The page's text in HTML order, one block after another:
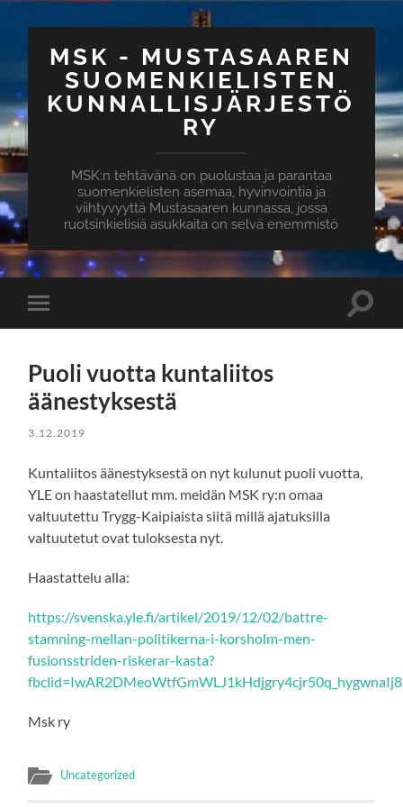
MSK - MUSTASAAREN
SUOMENKIELISTEN
KUNNALLISJÄRJESTÖ
RY
MSK:n tehtävänä on puolustaa ja parantaa
suomenkielisten asemaa, hyvinvointia ja
viihtyvyyttä Mustasaaren kunnassa, jossa
ruotsinkielisiä asukkaita on selvä enemmistö
Puoli vuotta kuntaliitos
äänestyksestä
3.12.2019
Kuntaliitos äänestyksestä on nyt kulunut puoli vuotta,
YLE on haastatellut mm. meidän MSK ry:n omaa
valtuutettu Trygg-Kaipiaista siitä millä ajatuksilla
valtuutetut ovat tuloksesta nyt.
Haastattelu alla:
https://svenska.yle.fi/artikel/2019/12/02/battre-
stamning-mellan-politikerna-i-korsholm-men-
fusionsstriden-riskerar-kasta?
Msk ry
Uncategorized